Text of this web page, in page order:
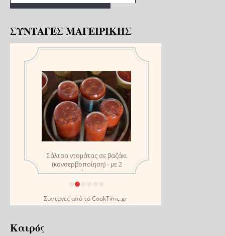
ΣΥΝΤΑΓΕΣ ΜΑΓΕΙΡΙΚΗΣ
Συνταγεςαπό τοCookTime.gr
Καιρός